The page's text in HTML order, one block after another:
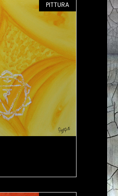
PITTURA